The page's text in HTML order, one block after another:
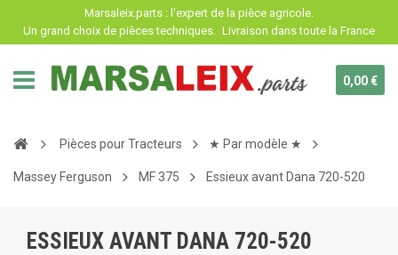
Marsaleix.parts : l'expert de la pièce agricole.
Un grand choix de pièces techniques. Livraison dans toute la France
0,00 €
Pièces pour Tracteurs ★ Par modèle ★
Massey Ferguson MF 375 Essieux avant Dana 720-520
ESSIEUX AVANT DANA 720-520
Panneau de gestion des cookies